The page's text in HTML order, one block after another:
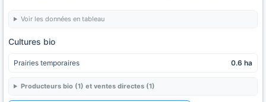
Voir les données en tableau
Cultures bio
Prairies temporaires 0.6 ha
Producteurs bio (1) et ventes directes (1)